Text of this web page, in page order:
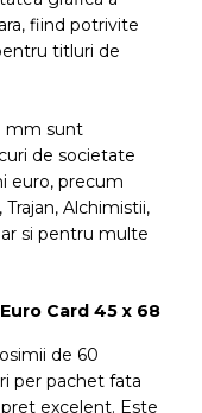
fiind potrivite
titluri de
mm sunt
de societate
euro, precum
Alchimistii,
si pentru multe
Card 45 x 68
de 60
per pachet fata
excelent. Este